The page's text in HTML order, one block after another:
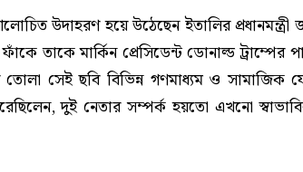
উদাহরণ হয়ে উঠেছেন ইতালির
তাকে মার্কিন প্রেসিডেন্ট ডোনাল্ড
সেই ছবি বিভিন্ন গণমাধ্যম ও সামাজিক
দুই নেতার সম্পর্ক হয়তো এখনো